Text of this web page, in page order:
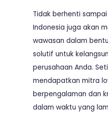
Tidak berhenti
Indonesia juga akan
wawasan dalam
solutif untuk
perusahaan Anda.
mendapatkan mitra
berpengalaman dan
dalam waktu yang